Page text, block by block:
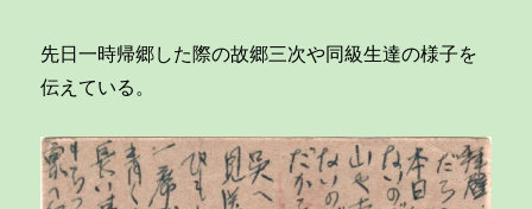
先日一時帰郷した際の故郷三次や同級生達の様子を
伝えている。